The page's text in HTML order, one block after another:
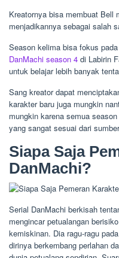
Kreatornya bisa membuat Bell
menjadikannya sebagai salah
Season kelima bisa fokus
DanMachi season 4 di Labirin
untuk belajar lebih banyak
Sang kreator dapat
karakter baru juga mungkin
mungkin karena semua
yang sangat sesuai dari
Siapa Saja
DanMachi?
Serial DanMachi berkisah
mengincar petualangan
kemiskinan. Dia ragu-ragu
dirinya berkembang perlahan